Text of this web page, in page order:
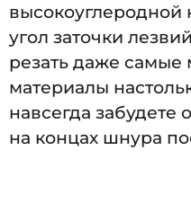
угол заточки
резать даже
материалы
навсегда забудете
на концах шнура